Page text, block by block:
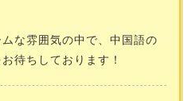
な雰囲気の中で、中国語の
待ちしております！